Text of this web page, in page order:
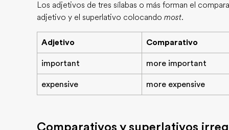
Los adjetivos de tres sílabas o más forman el
adjetivo y el superlativo colocando most.
Adjetivo Comparativo
important more important
expensive more expensive
Comparativos y superlativos